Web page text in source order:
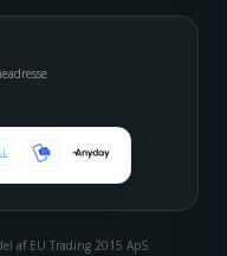
af EU Trading 2015 ApS